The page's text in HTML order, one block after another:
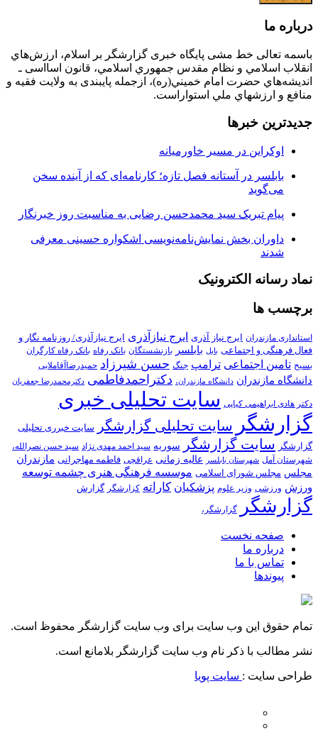
درباره ما
باسمه تعالی خط مشی پایگاه خبری گزارشگر بر اسلام، ارزش‌هاي
انقلاب اسلامي و نظام مقدس جمهوري اسلامي، قانون اسااسی ـ
انديشه‌هاي حضرت امام خميني(ره)، ازجمله پایبندی به ولايت فقيه و
منافع و ارزشهاي ملي استواراست.
جدیدترین خبرها
اوکراین در مسیر خاورمیانه
بابلسر در آستانه فصل تازه؛ کارنامه‌ای که از آینده سخن
می‌گوید
پیام تبریک سید محمدحسن رضایی به مناسبت روز خبرنگار
داوران بخش نمایش‌نامه‌نویسی اشکواره حسینی معرفی
شدند
نماد رسانه الکترونیک
برچسب ها
استانداری مازندران ایرج نیاز آذری ایرج نیازآذری ایرج نیازآذری/ روزنامه نگار و
فعال فرهنگی و اجتماعی بابل بابلسر بازنشستگان بانک رفاه بانک رفاه کارگران
بسیح تامین اجتماعی ترامپ جنگ حسن شیرزاد حمیدرضاآقاملایی
دانشگاه مازندران دانشگاه مازندران، دکتراحمدفاطمی دکترمحمدرضا جعفریان
دکتر هادی ابراهیمی کیاپی سایت تحلیلی خبری
گزارشگر
سایت تحلیلی گزارشگر
سایت خبرری تحلیلی
گزارشگر سایت گزارشگر سوریه سید احمد مهدی نژاد سید حسن نصرالله،
شهرستان آمل شهرستان بابلسر عالیه زمانی عراقچی فاطمه مهاجرانی مازندران
مجلس مجلس شورای اسلامی موسسه فرهنگی هنری چشمه توسعه
ورزش ورزشی وزیر علوم پزشکیان کاراته کزارشگر گزارش
گزارشگر گزارشگر،
صفحه نخست
درباره ما
تماس با ما
پیوندها
تمام حقوق این وب سایت برای وب سایت گزارشگر محفوظ است.
نشر مطالب با ذکر نام وب سایت گزارشگر بلامانع است.
طراحی سایت : سایت پویا